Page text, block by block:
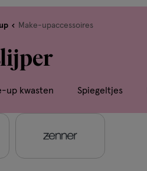
Make-upaccessoires
up kwasten Spiegeltjes